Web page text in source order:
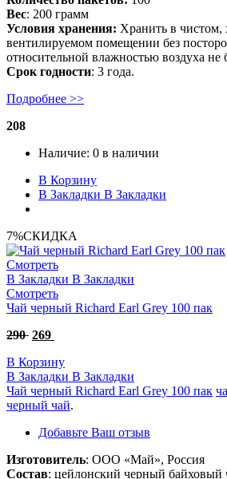
Вес: 200 грамм
Условия хранения: Хранить в чистом,
вентилируемом помещении без
относительной влажностью воздуха не
Срок годности: 3 года.
Подробнее >>
208
Наличие: 0 в наличии
В Корзину
В Закладки В Закладки
7%СКИДКА
Смотреть
В Закладки В Закладки
Смотреть
Чай черный Richard Earl Grey 100 пак
290 269
В Корзину
В Закладки В Закладки
Чай черный Richard Earl Grey 100 пак
черный чай.
Добавьте Ваш отзыв
Изготовитель: ООО «Май», Россия
Состав: цейлонский черный байховый